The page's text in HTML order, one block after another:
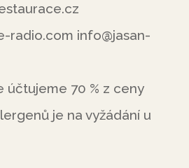
radio.com info@jasan-
účtujeme 70 % z ceny
je na vyžádání u